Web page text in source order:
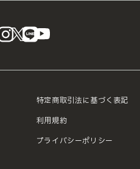
instagram
X LINE
特定商取引法に基づく表記
利用規約
プライバシーポリシー